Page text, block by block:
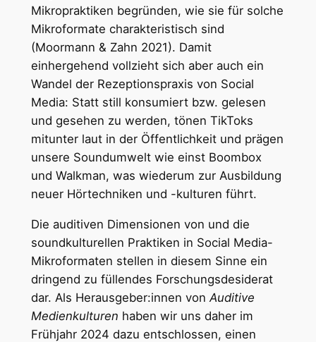
Mikropraktiken begründen, wie sie für solche
Mikroformate charakteristisch sind
(Moormann & Zahn 2021). Damit
einhergehend vollzieht sich aber auch ein
Wandel der Rezeptionspraxis von Social
Media: Statt still konsumiert bzw. gelesen
und gesehen zu werden, tönen TikToks
mitunter laut in der Öffentlichkeit und prägen
unsere Soundumwelt wie einst Boombox
und Walkman, was wiederum zur Ausbildung
neuer Hörtechniken und -kulturen führt.
Die auditiven Dimensionen von und die
soundkulturellen Praktiken in Social Media-
Mikroformaten stellen in diesem Sinne ein
dringend zu füllendes Forschungsdesiderat
dar. Als Herausgeber:innen von Auditive
Medienkulturen haben wir uns daher im
Frühjahr 2024 dazu entschlossen, einen